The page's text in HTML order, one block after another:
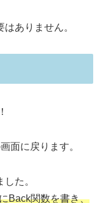
ありません。
面に戻ります。
た。
Back関数を書き、